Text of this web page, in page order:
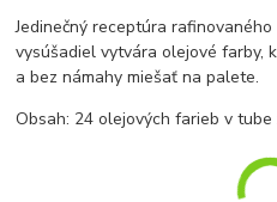
Jedinečný receptúra
vysúšadiel vytvára olejové farby,
a bez námahy miešať na palete.
Obsah: 24 olejových farieb v tube